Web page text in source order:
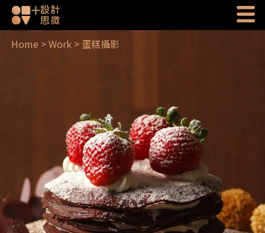
Home >Work > 蛋糕攝影